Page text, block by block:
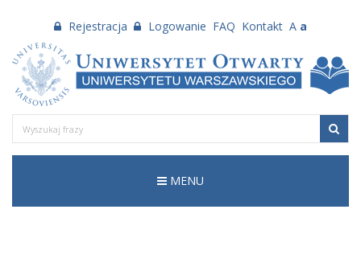
Rejestracja Logowanie FAQ Kontakt A a
MENU